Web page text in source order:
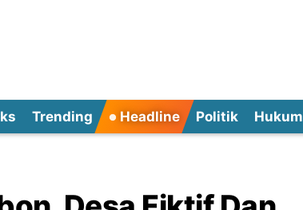
Trending Headline Politik Hukum